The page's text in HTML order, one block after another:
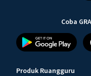
Coba
Produk Ruangguru